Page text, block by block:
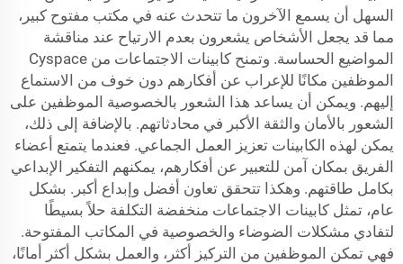
السهل أن يسمع الآخرون ما تتحدث عنه في مكتب مفتوح كبير،
مما قد يجعل الأشخاص يشعرون بعدم الارتياح عند مناقشة
المواضيع الحساسة. وتمنح كابينات الاجتماعات من Cyspace
الموظفين مكانًا للإعراب عن أفكارهم دون خوف من الاستماع
إليهم. ويمكن أن يساعد هذا الشعور بالخصوصية الموظفين على
الشعور بالأمان والثقة الأكبر في محادثاتهم. بالإضافة إلى ذلك،
يمكن لهذه الكابينات تعزيز العمل الجماعي. فعندما يتمتع أعضاء
الفريق بمكان آمن للتعبير عن أفكارهم، يمكنهم التفكير الإبداعي
بكامل طاقتهم. وهكذا تتحقق تعاون أفضل وإبداع أكبر. بشكل
عام، تمثل كابينات الاجتماعات منخفضة التكلفة حلاً بسيطًا
لتفادي مشكلات الضوضاء والخصوصية في المكاتب المفتوحة.
فهي تمكن الموظفين من التركيز أكثر، والعمل بشكل أكثر أمانًا،